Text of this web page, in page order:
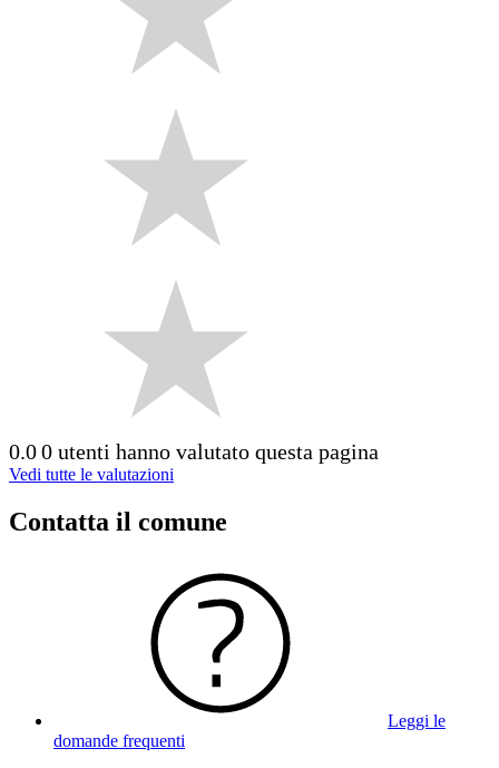
0.00 utenti hanno valutato questa pagina
Vedi tutte le valutazioni
Contatta il comune
Leggi le
domande frequenti